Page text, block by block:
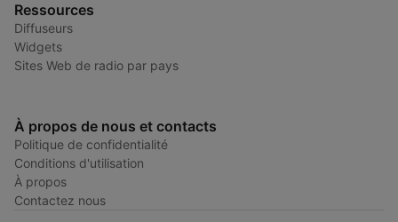
Ressources
Diffuseurs
Widgets
Sites Web de radio par pays
À propos de nous et contacts
Politique de confidentialité
Conditions d'utilisation
À propos
Contactez nous